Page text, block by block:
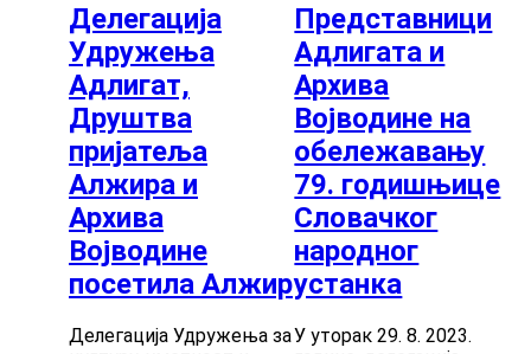
Делегација
Удружења
Адлигат,
Друштва
пријатеља
Алжира и
Архива
Војводине
посетила Алжир
Делегација Удружења за
Представници
Адлигата и
Архива
Војводине на
обележавању
79. годишњице
Словачког
народног
устанка
У уторак 29. 8. 2023.